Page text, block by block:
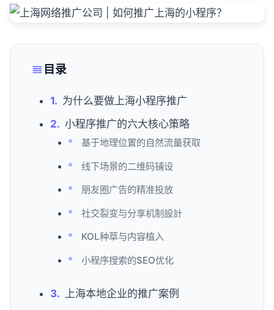
目录
为什么要做上海小程序推广
小程序推广的六大核心策略
基于地理位置的自然流量获取
线下场景的二维码铺设
朋友圈广告的精准投放
社交裂变与分享机制設計
KOL种草与内容植入
小程序搜索的SEO优化
上海本地企业的推广案例